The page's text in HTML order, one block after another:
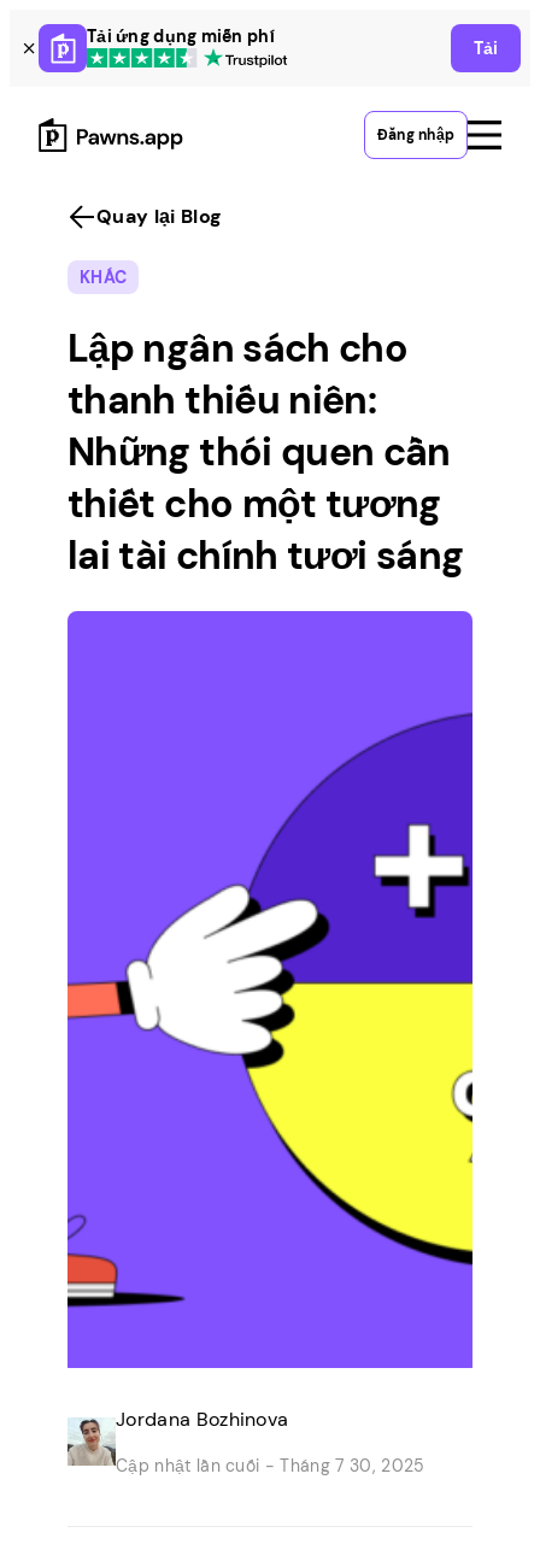
Skip
to
content
Tải ứng dụng miễn phí
Tải
Đăng nhập
Quay lại Blog
KHÁC
Lập ngân sách cho
thanh thiếu niên:
Những thói quen cần
thiết cho một tương
lai tài chính tươi sáng
Jordana Bozhinova
Cập nhật lần cuối - Tháng 7 30, 2025